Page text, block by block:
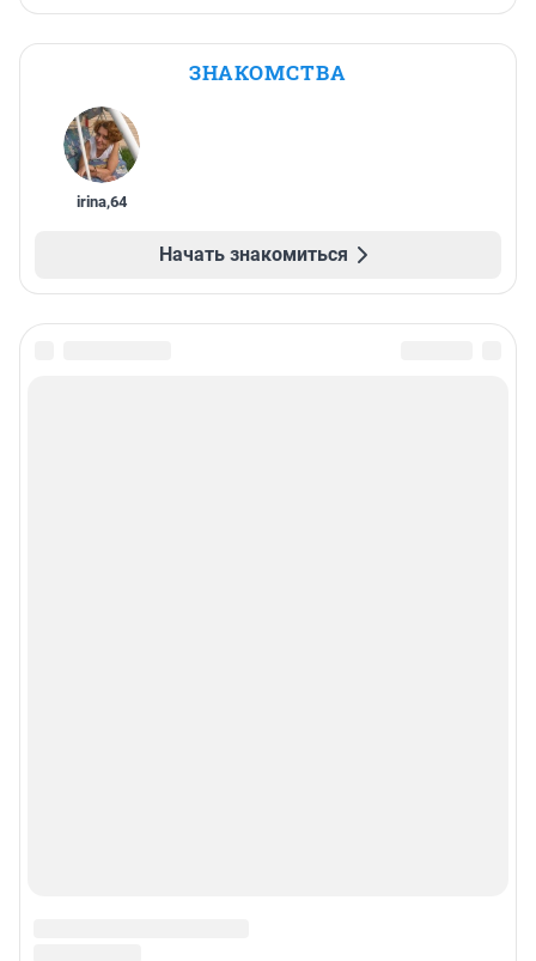
ЗНАКОМСТВА
irina,64
Начать знакомиться